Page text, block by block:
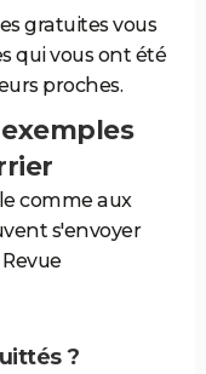
gratuites vous
qui vous ont été
proches.
comme aux
s'envoyer
?